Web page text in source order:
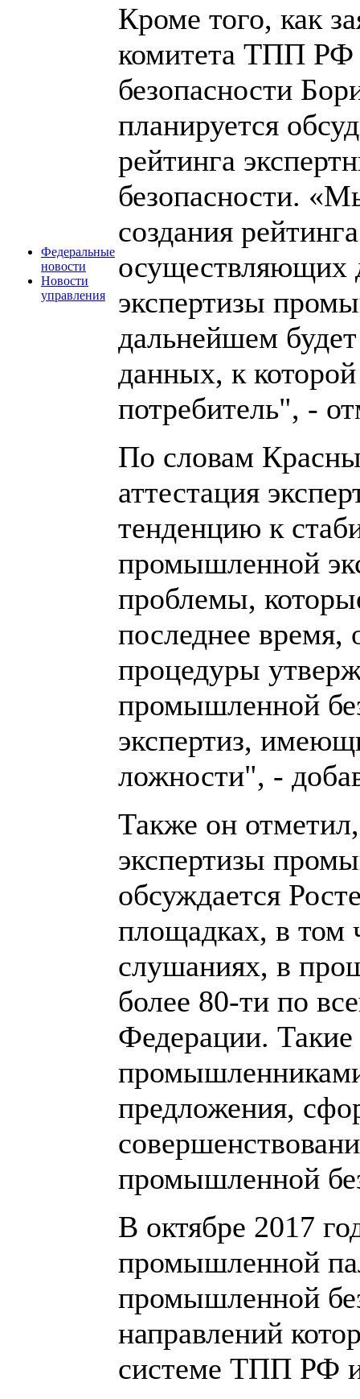
Федеральные
новости
Новости
управления
Кроме того, как
комитета ТПП
безопасности
планируется
рейтинга
безопасности.
создания
осуществляющих
экспертизы
дальнейшем будет
данных, к
потребитель", -
По словам
аттестация
тенденцию к
промышленной
проблемы,
последнее время,
процедуры
промышленной
экспертиз,
ложности", -
Также он
экспертизы
обсуждается
площадках, в том
слушаниях, в
более 80-ти по
Федерации. Такие
предложения,
промышленной
В октябре 2017
промышленной
промышленной
направлений
системе ТПП РФ